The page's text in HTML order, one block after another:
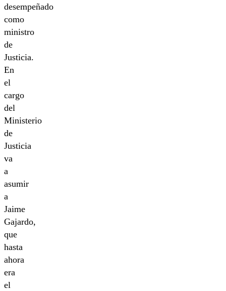
desempeñado
como
ministro
de
Justicia.
En
el
cargo
del
Ministerio
de
Justicia
va
a
asumir
a
Jaime
Gajardo,
que
hasta
ahora
era
el